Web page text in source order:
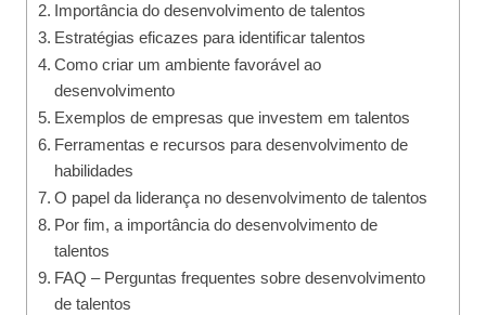
Importância do desenvolvimento de talentos
Estratégias eficazes para identificar talentos
Como criar um ambiente favorável ao
desenvolvimento
Exemplos de empresas que investem em talentos
Ferramentas e recursos para desenvolvimento de
habilidades
O papel da liderança no desenvolvimento de talentos
Por fim, a importância do desenvolvimento de
talentos
FAQ – Perguntas frequentes sobre desenvolvimento
de talentos